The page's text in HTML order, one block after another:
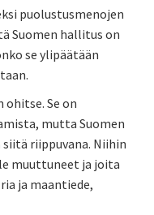
puolustusmenojen
Suomen hallitus on
se ylipäätään
ohitse. Se on
mutta Suomen
riippuvana. Niihin
muuttuneet ja joita
ja maantiede,